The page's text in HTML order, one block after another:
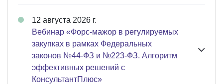
12 августа 2026 г.
Вебинар «Форс-мажор в регулируемых
закупках в рамках Федеральных
законов №44-ФЗ и №223-ФЗ. Алгоритм
эффективных решений с
КонсультантПлюс»